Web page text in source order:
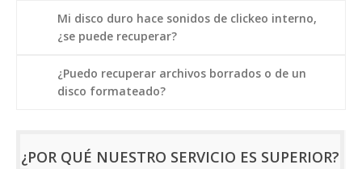
Mi disco duro hace sonidos de clickeo interno,
¿se puede recuperar?
¿Puedo recuperar archivos borrados o de un
disco formateado?
¿POR QUÉ NUESTRO SERVICIO ES SUPERIOR?